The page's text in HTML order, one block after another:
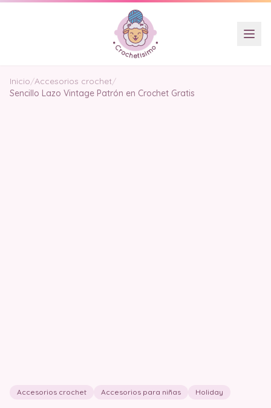
Inicio/Accesorios crochet/
Sencillo Lazo Vintage Patrón en Crochet Gratis
Accesorios crochet Accesorios para niñas Holiday